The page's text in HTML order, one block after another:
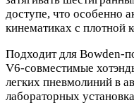
доступе, что особенно
кинематиках с плотной
Подходит для
V6‑совместимые
легких пневмолиний в
лабораторных